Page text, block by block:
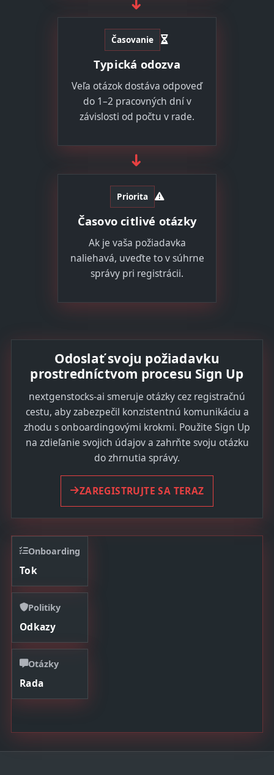
Časovanie
Typická odozva
Veľa otázok dostáva odpoveď
do 1–2 pracovných dní v
závislosti od počtu v rade.
➜
Priorita
Časovo citlivé otázky
Ak je vaša požiadavka
naliehavá, uveďte to v súhrne
správy pri registrácii.
Odoslať svoju požiadavku
prostredníctvom procesu Sign Up
nextgenstocks-ai smeruje otázky cez registračnú
cestu, aby zabezpečil konzistentnú komunikáciu a
zhodu s onboardingovými krokmi. Použite Sign Up
na zdieľanie svojich údajov a zahrňte svoju otázku
do zhrnutia správy.
ZAREGISTRUJTE SA TERAZ
Onboarding
Tok
Politiky
Odkazy
Otázky
Rada